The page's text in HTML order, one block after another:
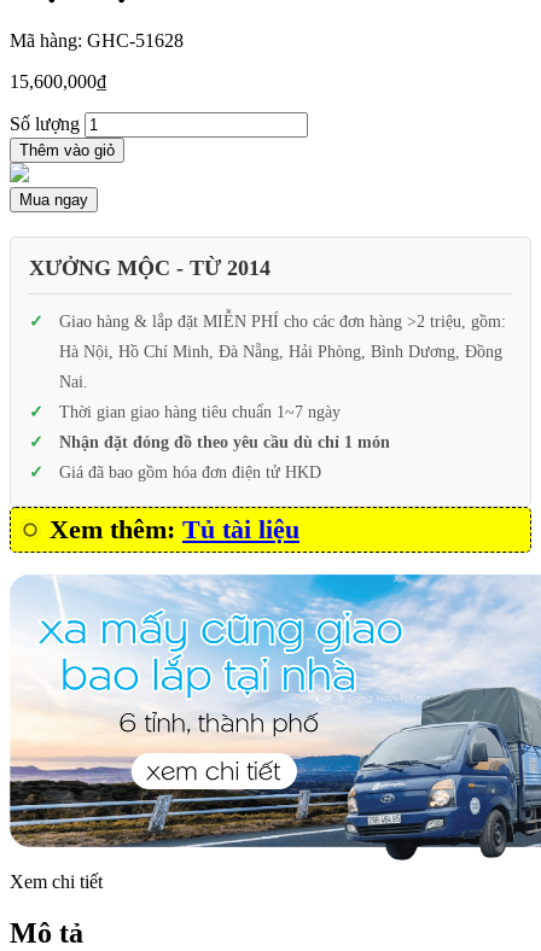
Mã hàng: GHC-51628
15,600,000₫
Số lượng
Thêm vào giỏ
Mua ngay
XƯỞNG MỘC - TỪ 2014
Giao hàng & lắp đặt MIỄN PHÍ cho các đơn hàng >2 triệu, gồm:
Hà Nội, Hồ Chí Minh, Đà Nẵng, Hải Phòng, Bình Dương, Đồng
Nai.
Thời gian giao hàng tiêu chuẩn 1~7 ngày
Nhận đặt đóng đồ theo yêu cầu dù chỉ 1 món
Giá đã bao gồm hóa đơn điện tử HKD
Xem thêm: Tủ tài liệu
Xem chi tiết
Mô tả